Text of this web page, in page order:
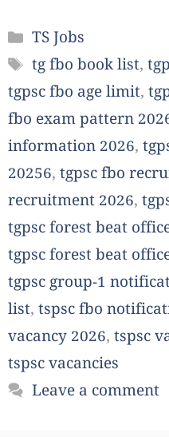
Categories
TS Jobs
Tags
tg fbo book list,
tgpsc fbo age limit,
fbo exam pattern
information 2026,
20256, tgpsc fbo
recruitment 2026,
tgpsc forest beat
tgpsc forest beat
tgpsc group-1
list, tspsc fbo
vacancy 2026, tspsc
tspsc vacancies
Leave a comment